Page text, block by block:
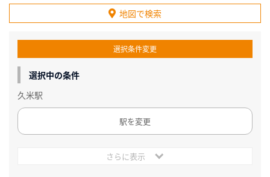
地図で検索
選択条件変更
選択中の条件
久米駅
駅を変更
さらに表示